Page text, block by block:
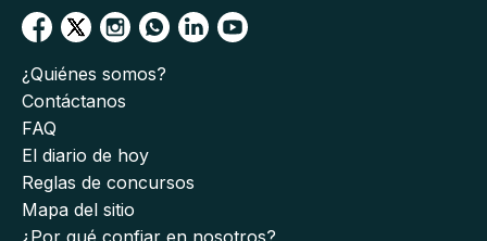
¿Quiénes somos?
Contáctanos
FAQ
El diario de hoy
Reglas de concursos
Mapa del sitio
¿Por qué confiar en nosotros?